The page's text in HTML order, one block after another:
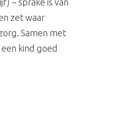
– sprake is van
zet waar
Samen met
kind goed